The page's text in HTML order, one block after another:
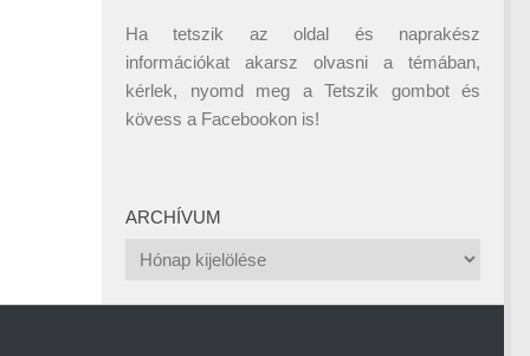
Ha tetszik az oldal és naprakész
információkat akarsz olvasni a témában,
kérlek, nyomd meg a Tetszik gombot és
kövess a Facebookon is!
ARCHÍVUM
Archívum